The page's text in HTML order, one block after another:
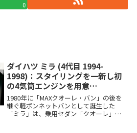
0
ダイハツ ミラ (4代目 1994-
1998)：スタイリングを一新し初
の4気筒エンジンを用意
[L500/L510]
1980年に「MAXクオーレ・バン」の後を
継ぐ軽ボンネットバンとして誕生した
「ミラ」は、乗用セダン「クオーレ」を